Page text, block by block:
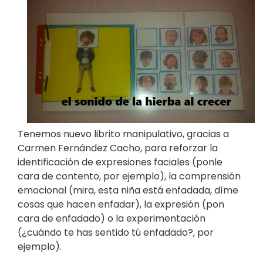
Tenemos nuevo librito manipulativo, gracias a
Carmen Fernández Cacho, para reforzar la
identificación de expresiones faciales (ponle
cara de contento, por ejemplo), la comprensión
emocional (mira, esta niña está enfadada, díme
cosas que hacen enfadar), la expresión (pon
cara de enfadado) o la experimentación
(¿cuándo te has sentido tú enfadado?, por
ejemplo).